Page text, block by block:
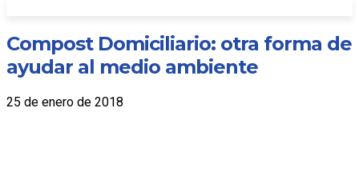
Compost Domiciliario: otra forma de
ayudar al medio ambiente
25 de enero de 2018